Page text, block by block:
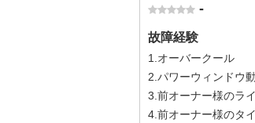
-
故障経験
1.オーバークール
2.パワーウィンドウ
3.前オーナー様のラ
4.前オーナー様のタ